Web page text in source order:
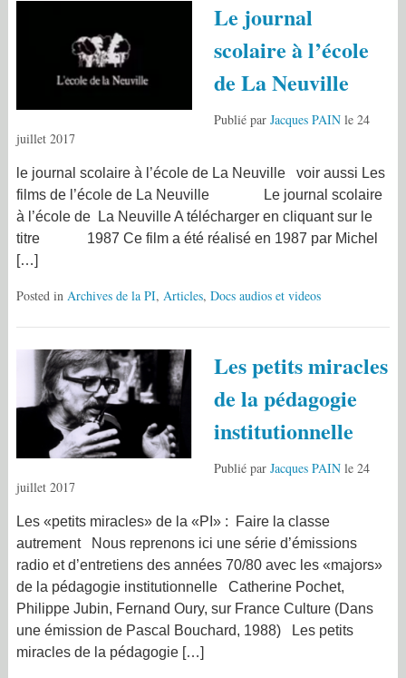
Le journal
scolaire à l’école
de La Neuville
Publié par Jacques PAINle 24
juillet 2017
le journal scolaire à l’école de La Neuville voir aussi Les
films de l’école de La Neuville Le journal scolaire
à l’école de La Neuville A télécharger en cliquant sur le
titre 1987 Ce film a été réalisé en 1987 par Michel
[…]
Posted in Archives de la PI, Articles, Docs audios et videos
Les petits miracles
de la pédagogie
institutionnelle
Publié par Jacques PAINle 24
juillet 2017
Les «petits miracles» de la «PI» : Faire la classe
autrement Nous reprenons ici une série d’émissions
radio et d’entretiens des années 70/80 avec les «majors»
de la pédagogie institutionnelle Catherine Pochet,
Philippe Jubin, Fernand Oury, sur France Culture (Dans
une émission de Pascal Bouchard, 1988) Les petits
miracles de la pédagogie […]